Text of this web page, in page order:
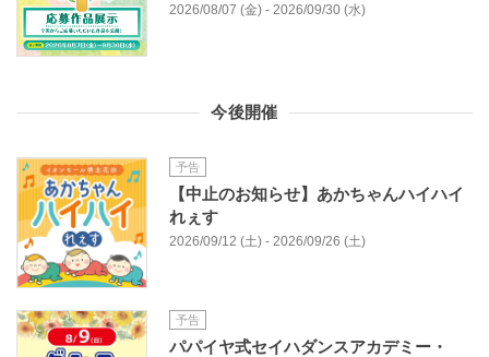
2026/08/07 (金) - 2026/09/30 (水)
今後開催
予告
【中止のお知らせ】あかちゃんハイハイ
れぇす
2026/09/12 (土) - 2026/09/26 (土)
予告
パパイヤ式セイハダンスアカデミー・